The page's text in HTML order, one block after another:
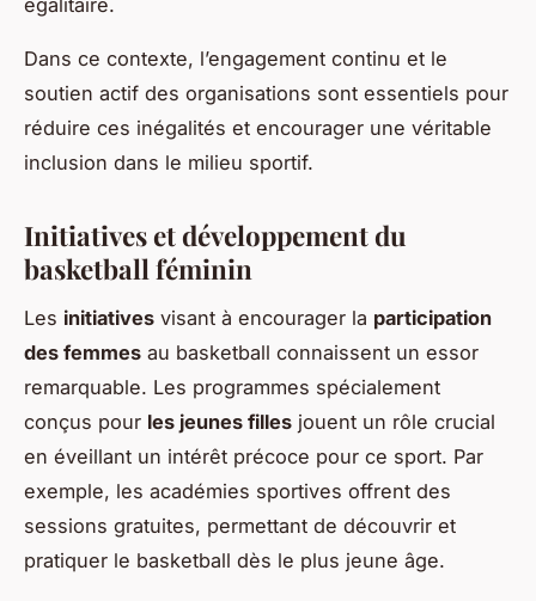
égalitaire.
Dans ce contexte, l’engagement continu et le
soutien actif des organisations sont essentiels pour
réduire ces inégalités et encourager une véritable
inclusion dans le milieu sportif.
Initiatives et développement du
basketball féminin
Les initiatives visant à encourager la participation
des femmes au basketball connaissent un essor
remarquable. Les programmes spécialement
conçus pour les jeunes filles jouent un rôle crucial
en éveillant un intérêt précoce pour ce sport. Par
exemple, les académies sportives offrent des
sessions gratuites, permettant de découvrir et
pratiquer le basketball dès le plus jeune âge.